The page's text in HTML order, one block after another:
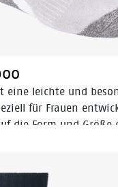
eine leichte und
für Frauen
die Form und Größe
als auch in ihrer
Aus diesem